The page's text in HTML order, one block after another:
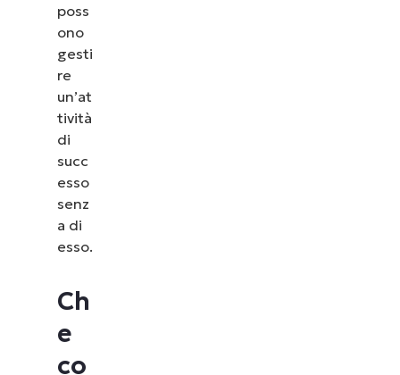
poss
ono
gesti
re
un’at
tività
di
succ
esso
senz
a di
esso.
Ch
e
co